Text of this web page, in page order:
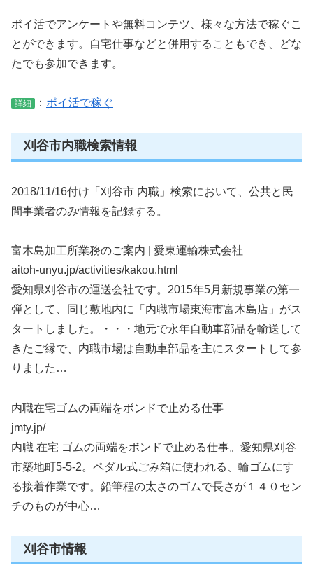
ポイ活でアンケートや無料コンテツ、様々な方法で稼ぐこ
とができます。自宅仕事などと併用することもでき、どな
たでも参加できます。
詳細 ： ポイ活で稼ぐ
刈谷市内職検索情報
2018/11/16付け「刈谷市 内職」検索において、公共と民
間事業者のみ情報を記録する。
富木島加工所業務のご案内 | 愛東運輸株式会社
aitoh-unyu.jp/activities/kakou.html
愛知県刈谷市の運送会社です。2015年5月新規事業の第一
弾として、同じ敷地内に「内職市場東海市富木島店」がス
タートしました。・・・地元で永年自動車部品を輸送して
きたご縁で、内職市場は自動車部品を主にスタートして参
りました…
内職在宅ゴムの両端をボンドで止める仕事
jmty.jp/
内職 在宅 ゴムの両端をボンドで止める仕事。愛知県刈谷
市築地町5-5-2。ペダル式ごみ箱に使われる、輪ゴムにす
る接着作業です。鉛筆程の太さのゴムで長さが１４０セン
チのものが中心…
刈谷市情報